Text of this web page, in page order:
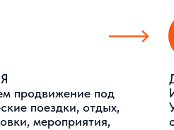
или
описание
локации,